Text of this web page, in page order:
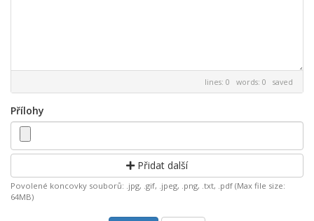
lines: 0 words: 0 saved
Přílohy
Přidat další
Povolené koncovky souborů: .jpg, .gif, .jpeg, .png, .txt, .pdf (Max file size:
64MB)